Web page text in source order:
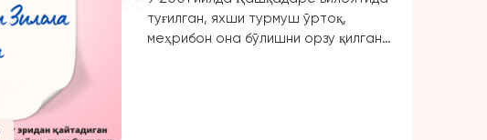
туғилган, яхши турмуш ўртоқ,
меҳрибон она бўлишни орзу қилган.